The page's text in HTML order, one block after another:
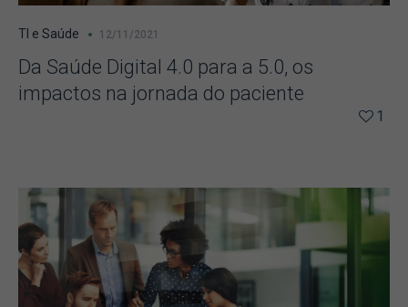
TI e Saúde 12/11/2021
Da Saúde Digital 4.0 para a 5.0, os
impactos na jornada do paciente
1